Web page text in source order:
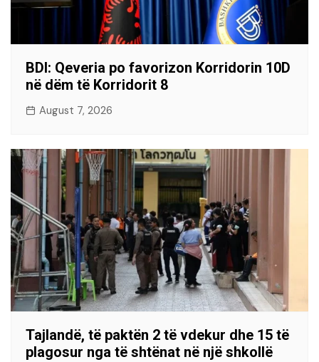
BDI: Qeveria po favorizon Korridorin 10D
në dëm të Korridorit 8
August 7, 2026
Tajlandë, të paktën 2 të vdekur dhe 15 të
plagosur nga të shtënat në një shkollë